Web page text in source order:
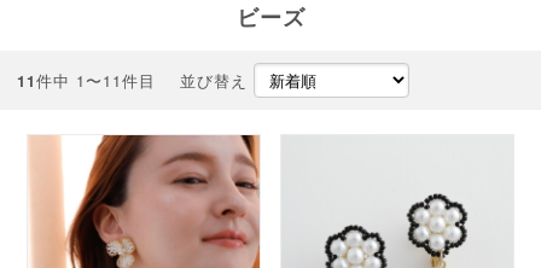
ビーズ
11件中 1〜11件目 並び替え